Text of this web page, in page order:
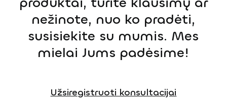
nežinote, nuo ko pradėti,
susisiekite su mumis. Mes
mielai Jums padėsime!
Užsiregistruoti konsultacijai